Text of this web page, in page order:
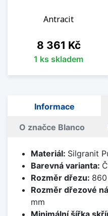
Antracit
Cena
8 361 Kč
1 ks skladem
Informace
O značce Blanco
Materiál: Silgranit
Barevná varianta:
Rozměr dřezu:
Rozměr dřezové
mm
Minimální šířka